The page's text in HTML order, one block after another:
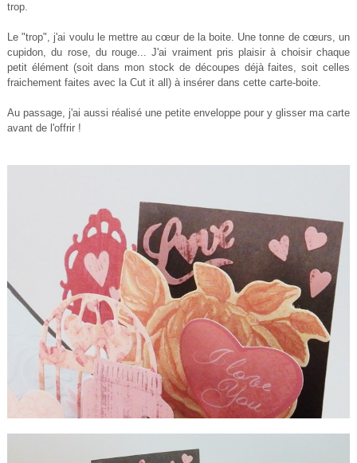
trop.
Le "trop", j'ai voulu le mettre au cœur de la boite. Une tonne de cœurs, un
cupidon, du rose, du rouge... J'ai vraiment pris plaisir à choisir chaque
petit élément (soit dans mon stock de découpes déjà faites, soit celles
fraichement faites avec la Cut it all) à insérer dans cette carte-boite.
Au passage, j'ai aussi réalisé une petite enveloppe pour y glisser ma carte
avant de l'offrir !